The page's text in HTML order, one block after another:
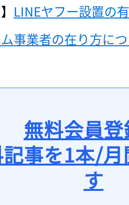
LINEヤフー設置の
事業者の在り方に
無料会員
事を1本/
す